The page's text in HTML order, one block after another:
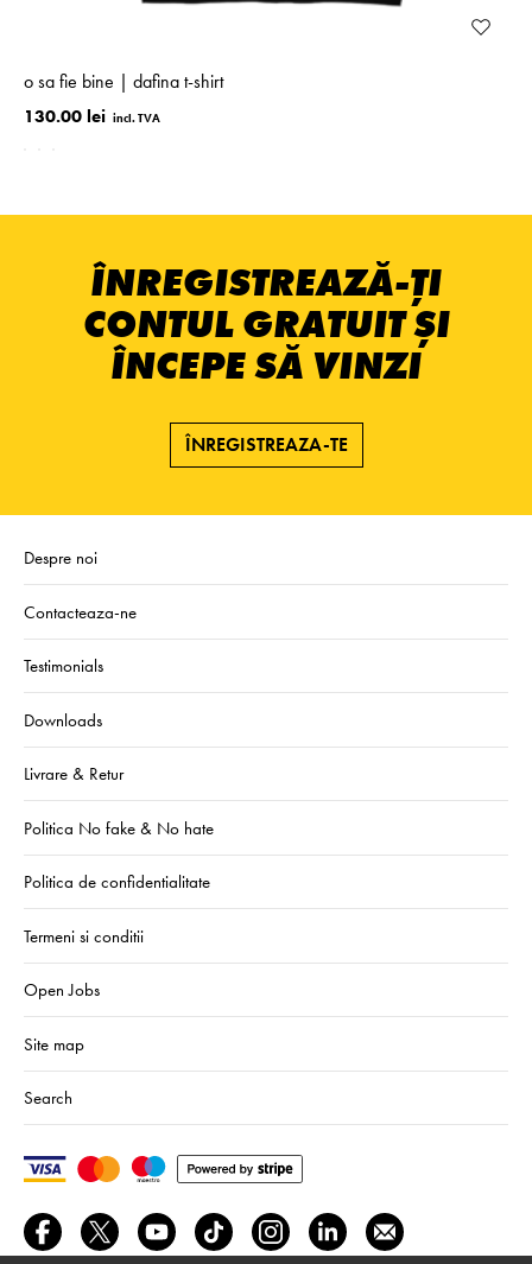
o sa fie bine | dafina t-shirt
130.00 lei
ÎNREGISTREAZĂ-ȚI
CONTUL GRATUIT ȘI
ÎNCEPE SĂ VINZI
ÎNREGISTREAZA-TE
Despre noi
Contacteaza-ne
Testimonials
Downloads
Livrare & Retur
Politica No fake & No hate
Politica de confidentialitate
Termeni si conditii
Open Jobs
Site map
Search